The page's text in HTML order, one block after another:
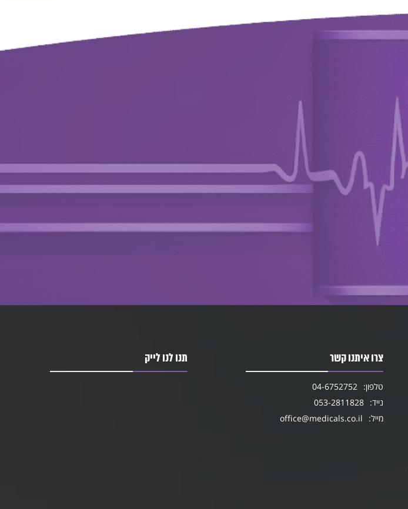
צרו איתנו קשר
טלפון: 04-6752752
נייד: 053-2811828
מייל:
office@medicals.co.il
תנו לנו לייק